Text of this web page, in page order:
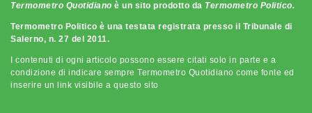
Termometro Quotidiano è un sito prodotto da Termometro Politico.
Termometro Politico è una testata registrata presso il Tribunale di
Salerno, n. 27 del 2011.
I contenuti di ogni articolo possono essere citati solo in parte e a
condizione di indicare sempre Termometro Quotidiano come fonte ed
inserire un link visibile a questo sito